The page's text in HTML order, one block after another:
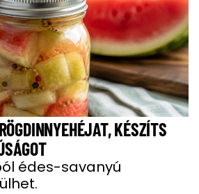
KÉSZÍTS
édes-savanyú